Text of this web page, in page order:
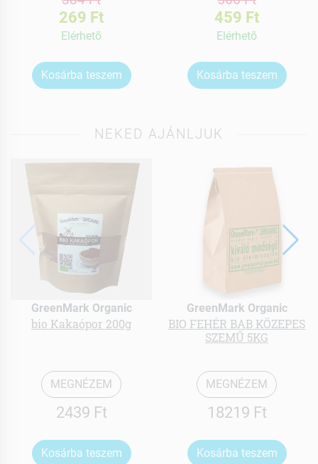
269 Ft
Elérhetõ
Kosárba teszem
459 Ft
Elérhetõ
Kosárba teszem
NEKED AJÁNLJUK
GreenMark Organic
bio Kakaópor 200g
MEGNÉZEM
2439 Ft
Kosárba teszem
GreenMark Organic
BIO FEHÉR BAB KÖZEPES
SZEMŰ 5KG
MEGNÉZEM
18219 Ft
Kosárba teszem